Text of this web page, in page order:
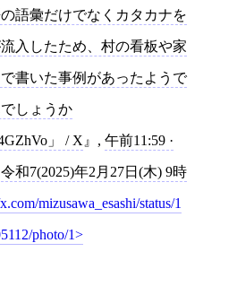
語彙だけでなくカタカナを
入したため、村の看板や家
書いた事例があったようで
しょうか
」 / X , 午前11:59 ·
令和7(2025)年2月27日(木) 9時
mizusawa_esashi/status/1
photo/1